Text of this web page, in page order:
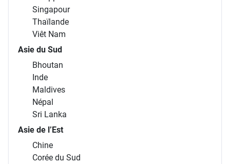
Singapour
Thaïlande
Viêt Nam
Asie du Sud
Bhoutan
Inde
Maldives
Népal
Sri Lanka
Asie de l’Est
Chine
Corée du Sud